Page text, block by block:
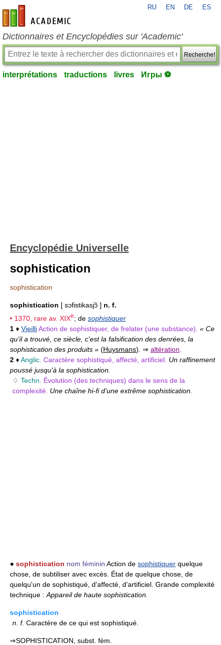
fr-academic.com
RU EN DE ES
Dictionnaires et Encyclopédies sur 'Academic'
Recherche!
interprétations traductions livres Игры ⚽
Encyclopédie Universelle
sophistication
sophistication
sophistication [ sɔfistikasjɔ̃ ] n. f.
• 1370, rare av. XIXe; de sophistiquer
1 ♦ VieilliAction de sophistiquer, de frelater (une substance). « Ce
qu'il a trouvé, ce siècle, c'est la falsification des denrées, la
sophistication des produits » (Huysmans) ⇒ altération
2 ♦Anglic. Caractère sophistiqué, affecté, artificiel. Un raffinement
poussé jusqu'à la sophistication.
♢ Techn.
Évolution (des techniques) dans le sens de la
complexité. Une chaîne hi-fi d'une extrême sophistication.
● sophistication nom féminin Action de sophistiquer quelque
chose, de subtiliser avec excès. État de quelque chose, de
quelqu'un de sophistiqué, d'affecté, d'artificiel. Grande complexité
technique : Appareil de haute sophistication.
sophistication
n. f. Caractère de ce qui est sophistiqué.
⇒SOPHISTICATION, subst. fém.